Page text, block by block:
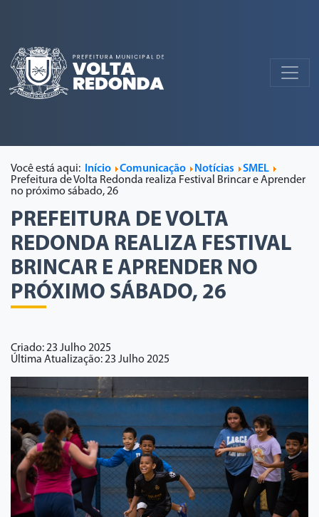
Você está aqui: Início Comunicação Notícias
SMEL
Prefeitura de Volta Redonda realiza Festival Brincar e Aprender
no próximo sábado, 26
PREFEITURA DE VOLTA
REDONDA REALIZA FESTIVAL
BRINCAR E APRENDER NO
PRÓXIMO SÁBADO, 26
Criado: 23 Julho 2025
Última Atualização: 23 Julho 2025